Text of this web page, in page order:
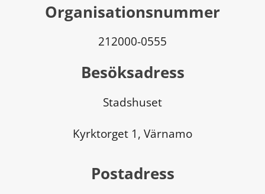
Organisationsnummer
212000-0555
Besöksadress
Stadshuset
Kyrktorget 1, Värnamo
Postadress